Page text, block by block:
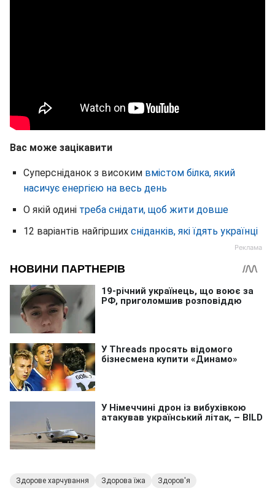
Вас може зацікавити
Суперсніданок з високим вмістом білка, який
насичує енергією на весь день
О якій одині треба снідати, щоб жити довше
12 варіантів найгірших сніданків, які їдять українці
Здорове харчування Здорова їжа Здоров'я